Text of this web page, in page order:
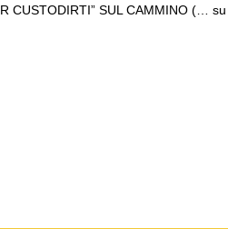
CUSTODIRTI” SUL CAMMINO (…